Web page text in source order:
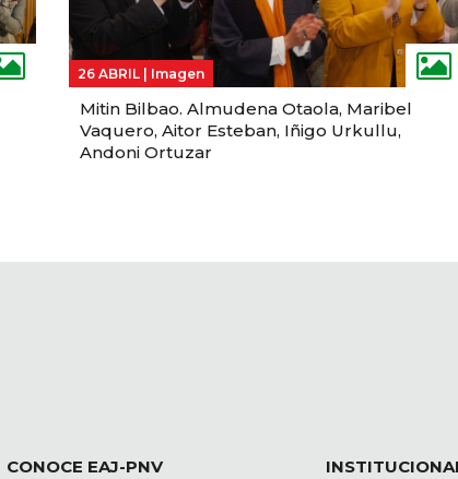
26 ABRIL | Imagen
Mitin Bilbao. Almudena Otaola, Maribel
Vaquero, Aitor Esteban, Iñigo Urkullu,
Andoni Ortuzar
CONOCE EAJ-PNV